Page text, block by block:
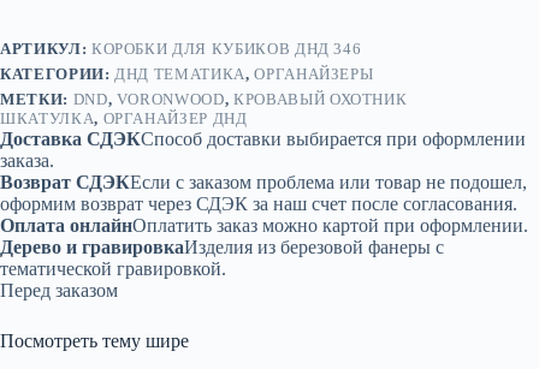
АРТИКУЛ: КОРОБКИ ДЛЯ КУБИКОВ ДНД 346
КАТЕГОРИИ:ДНД ТЕМАТИКА,ОРГАНАЙЗЕРЫ
МЕТКИ: DND, VORONWOOD, КРОВАВЫЙ ОХОТНИК
ШКАТУЛКА, ОРГАНАЙЗЕР ДНД
Доставка СДЭКСпособ доставки выбирается при оформлении
заказа.
Возврат СДЭКЕсли с заказом проблема или товар не подошел,
оформим возврат через СДЭК за наш счет после согласования.
Оплата онлайнОплатить заказ можно картой при оформлении.
Дерево и гравировкаИзделия из березовой фанеры с
тематической гравировкой.
Перед заказом
Посмотреть тему шире